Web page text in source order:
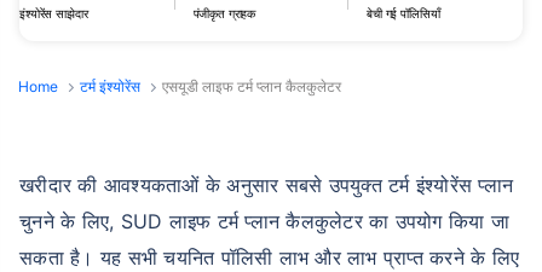
इंश्योरेंस साझेदार पंजीकृत ग्राहक बेची गई पॉलिसियाँ
Home टर्म इंश्योरेंस एसयूडी लाइफ टर्म प्लान कैलकुलेटर
खरीदार की आवश्यकताओं के अनुसार सबसे उपयुक्त टर्म इंश्योरेंस प्लान
चुनने के लिए, SUD लाइफ टर्म प्लान कैलकुलेटर का उपयोग किया जा
सकता है। यह सभी चयनित पॉलिसी लाभ और लाभ प्राप्त करने के लिए